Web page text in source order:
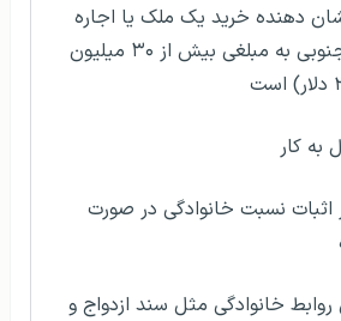
دهنده خرید یک ملک یا اجاره
ملک در کره جنوبی به مبلغی بیش از ۳۰ میلیون
به کار
اثبات نسبت خانوادگی در صورت
خانوادگی مثل سند ازدواج و